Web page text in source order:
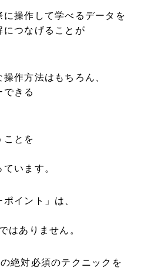
操作して学べるデータを
につなげることが
作方法はもちろん、
きる
ことを
います。
イント」は、
はありません。
絶対必須のテクニックを